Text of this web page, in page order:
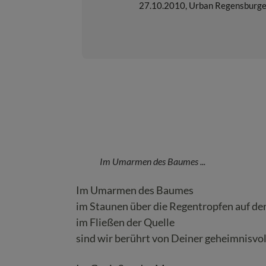
27.10.2010, Urban
Im Umarmen des Baumes ...
Im Umarmen des Baumes
im Staunen über die Regentropfen auf
im Fließen der Quelle
sind wir berührt von Deiner